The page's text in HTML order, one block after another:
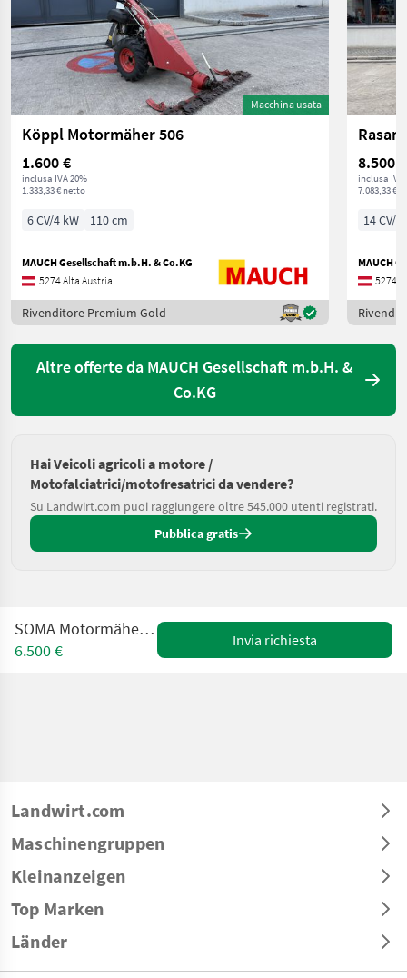
Macchina usata
Köppl Motormäher 506
1.600 €
inclusa IVA 20%
1.333,33 € netto
6 CV/4 kW 110 cm
MAUCH Gesellschaft m.b.H. & Co.KG
5274 Alta Austria
Rivenditore Premium Gold
8.500 €
inclusa IVA
7.083,33 €
14 CV/
MAUCH
5274
Altre offerte da MAUCH Gesellschaft m.b.H. &
Co.KG
Hai Veicoli agricoli a motore /
Motofalciatrici/motofresatrici da vendere?
Su Landwirt.com puoi raggiungere oltre 545.000 utenti registrati.
Pubblica gratis
SOMA Motormäher Alpin Profi Plus
6.500 €
Invia richiesta
Landwirt.com
Maschinengruppen
Kleinanzeigen
Top Marken
Länder